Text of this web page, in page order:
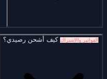
الفواتير والاشتراك كيف أشحن رصيدي؟